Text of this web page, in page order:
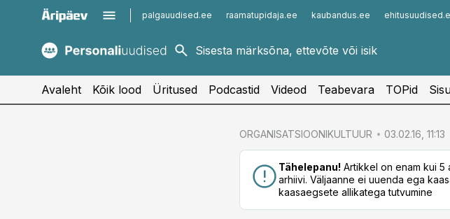
palgauudised.ee raamatupidaja.ee kaubandus.ee
kaubandus.ee
kinnisvarauudised.ee
imelineajalugu.ee
Infopank
Avaleht Kõik lood Üritused Podcastid Videod Teabevara TOPid
ORGANISATSIOONIKULTUUR 03.02.16, 11:13
Tähelepanu! Artikkel on enam kui 5
arhiivi. Väljaanne ei uuenda ega
kaasaegsete allikatega tutvumine